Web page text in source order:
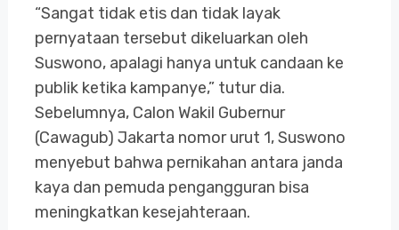
“Sangat tidak etis dan tidak layak
pernyataan tersebut dikeluarkan oleh
Suswono, apalagi hanya untuk candaan ke
publik ketika kampanye,” tutur dia.
Sebelumnya, Calon Wakil Gubernur
(Cawagub) Jakarta nomor urut 1, Suswono
menyebut bahwa pernikahan antara janda
kaya dan pemuda pengangguran bisa
meningkatkan kesejahteraan.